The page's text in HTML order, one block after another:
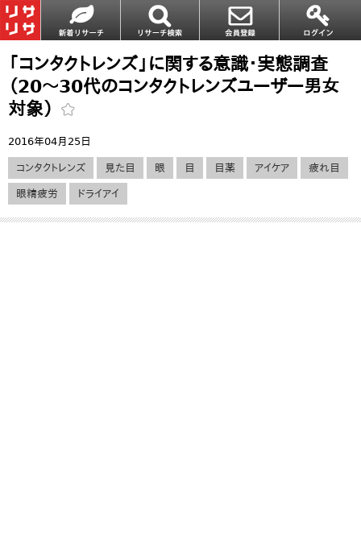
「コンタクトレンズ」に関する意識・実態調査
（20～30代のコンタクトレンズユーザー男女
対象）
2016年04月25日
コンタクトレンズ 見た目 眼 目 目薬 アイケア 疲れ目
眼精疲労 ドライアイ